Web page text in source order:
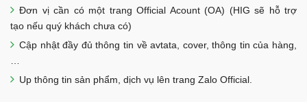
Đơn vị cần có một trang Official Acount (OA) (HIG sẽ hỗ trợ
tạo nếu quý khách chưa có)
Cập nhật đầy đủ thông tin về avtata, cover, thông tin của hàng,
…
Up thông tin sản phẩm, dịch vụ lên trang Zalo Official.